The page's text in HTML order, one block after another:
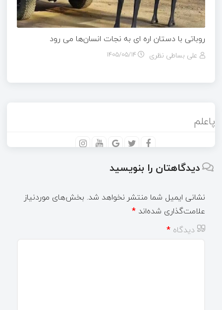
روباتی با دستان اره ای به نجات انسان‌ها می رود
علی بساطی نظری ۱۴۰۵/۰۵/۱۴
پاعلم
دیدگاهتان را بنویسید
نشانی ایمیل شما منتشر نخواهد شد. بخش‌های موردنیاز
علامت‌گذاری شده‌اند *
دیدگاه *